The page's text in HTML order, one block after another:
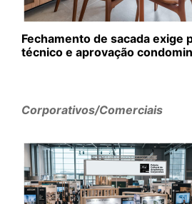
Fechamento de sacada exige
técnico e aprovação
Corporativos/Comerciais